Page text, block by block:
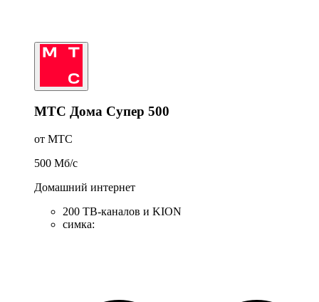
МТС Дома Супер 500
от МТС
500 Мб/c
Домашний интернет
200 ТВ-каналов и KION
симка: